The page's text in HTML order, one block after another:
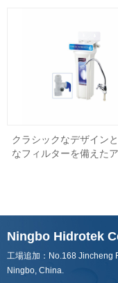
クラシックなデザイン
なフィルターを備えた
Ningbo Hidrotek
工場追加：No.168 Jincheng
Ningbo, China.